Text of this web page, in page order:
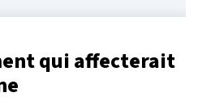
qui affecterait